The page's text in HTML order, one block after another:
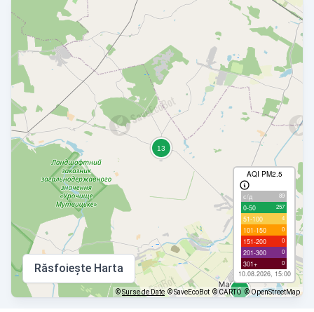
AQI PM2.5
с/д 89
0-50 257
51-100 4
101-150 0
151-200 0
201-300 0
301+ 0
10.08.2026, 15:00
Răsfoiește Harta
©Surse de Date © SaveEcoBot © CARTO © OpenStreetMap